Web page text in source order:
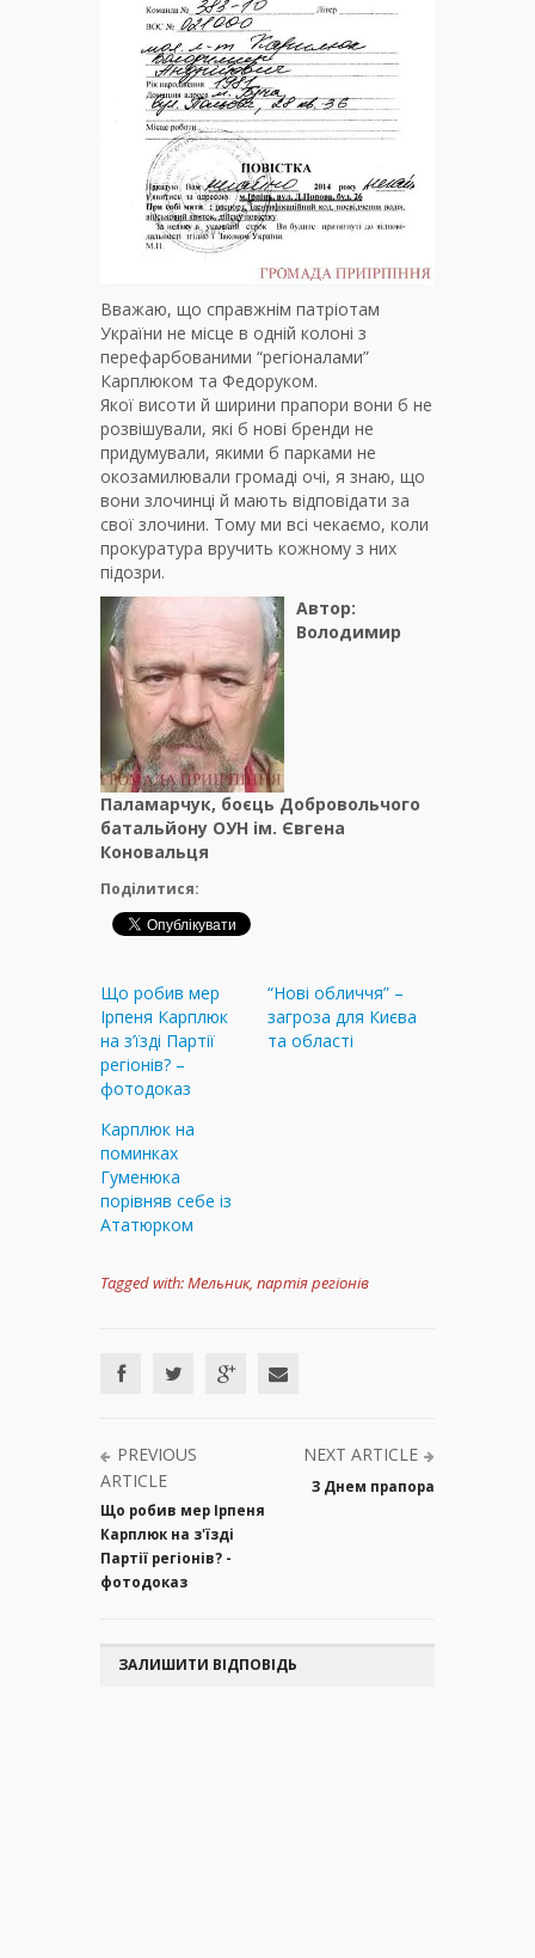
Вважаю, що справжнім патріотам
України не місце в одній колоні з
перефарбованими “регіоналами”
Карплюком та Федоруком.
Якої висоти й ширини прапори вони б не
розвішували, які б нові бренди не
придумували, якими б парками не
окозамилювали громаді очі, я знаю, що
вони злочинці й мають відповідати за
свої злочини. Тому ми всі чекаємо, коли
прокуратура вручить кожному з них
підозри.
Автор:
Володимир
Паламарчук, боєць Добровольчого
батальйону ОУН ім. Євгена
Коновальця
Поділитися:
Що робив мер
Ірпеня Карплюк
на з’їзді Партії
регіонів? –
фотодоказ
“Нові обличчя” –
загроза для Києва
та області
Карплюк на
поминках
Гуменюка
порівняв себе із
Ататюрком
Tagged with:Мельник, партія регіонів
PREVIOUS
ARTICLE
Що робив мер Ірпеня
Карплюк на з'їзді
Партії регіонів? -
фотодоказ
NEXT ARTICLE
З Днем прапора
ЗАЛИШИТИ ВІДПОВІДЬ